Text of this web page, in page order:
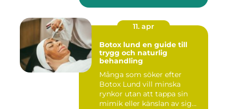
11. apr
Botox lund en guide till
trygg och naturlig
behandling
Många som söker efter
Botox Lund vill minska
rynkor utan att tappa sin
mimik eller känslan av sig